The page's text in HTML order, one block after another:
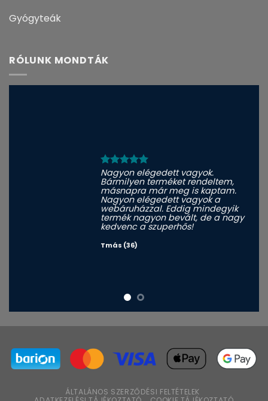
Gyógyteák
RÓLUNK MONDTÁK
Nagyon elégedett vagyok.
Bármilyen terméket rendeltem,
másnapra már meg is kaptam.
Nagyon elégedett vagyok a
webáruházzal. Eddig mindegyik
termék nagyon bevált, de a nagy
kedvenc a szuperhős!
Tmás (36)
ÁLTALÁNOS SZERZŐDÉSI FELTÉTELEK